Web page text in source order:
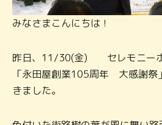
みなさまこんにちは！
昨日、11/30(金) セレモニーホ
「永田屋創業105周年 大感謝祭
きました。